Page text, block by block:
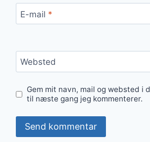
E-mail *
Websted
Gem mit navn, mail og websted i
til næste gang jeg kommenterer.